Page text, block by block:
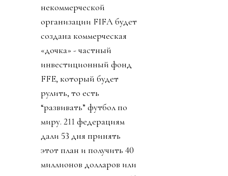
некоммерческой
организации FIFA будет
создана коммерческая
«дочка» - частный
инвестиционный фонд
FFE, который будет
рулить, то есть
“развивать” футбол по
миру. 211 федерациям
дали 53 дня принять
этот план и получить 40
миллионов долларов или